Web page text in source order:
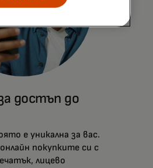
достъп до
е уникална за вас.
покупките си с
лицево